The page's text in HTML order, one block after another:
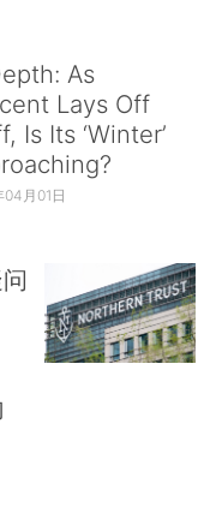
As
Lays Off
Is Its ‘Winter’
04月01日